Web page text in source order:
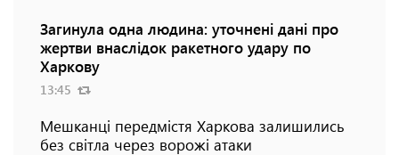
Загинула одна людина: уточнені дані про
жертви внаслідок ракетного удару по
Харкову
13:45
Мешканці передмістя Харкова залишились
без світла через ворожі атаки